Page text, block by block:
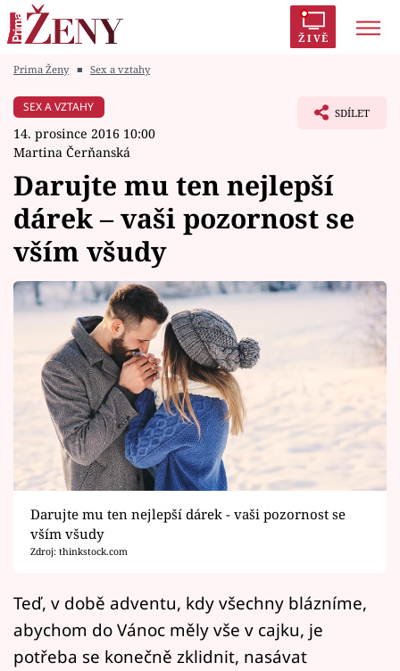
ŽIVĚ
Módní alarm
Témata
Celebrity
Vztahy
Seriály
Horoskopy
Sledujte prima+
Filmový festival Karlovy Vary
Pořady
Přihlášení
Prima Ženy ■ Sex a vztahy
SEX A VZTAHY
14. prosince 2016 10:00
Martina Čerňanská
SDÍLET
Darujte mu ten nejlepší
dárek – vaši pozornost se
vším všudy
Darujte mu ten nejlepší dárek - vaši pozornost se
vším všudy
Zdroj: thinkstock.com
Teď, v době adventu, kdy všechny blázníme,
abychom do Vánoc měly vše v cajku, je
potřeba se konečně zklidnit, nasávat